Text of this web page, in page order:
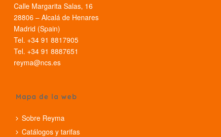
Calle Margarita Salas, 16
28806 – Alcalá de Henares
Madrid (Spain)
Tel. +34 91 8817905
Tel. +34 91 8887651
reyma@ncs.es
Mapa de la web
Sobre Reyma
Catálogos y tarifas